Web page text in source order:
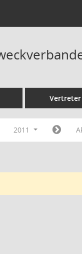
Vertreter
2011